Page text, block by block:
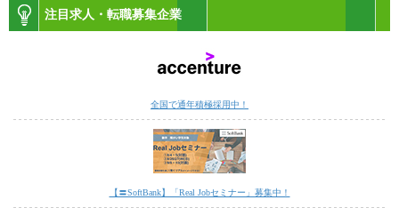
注目求人・転職募集企業
全国で通年積極採用中！
【〓SoftBank】「Real Jobセミナー」募集中！